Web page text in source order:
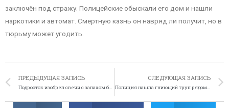
заключён под стражу. Полицейские обыскали его дом и нашли
наркотики и автомат. Смертную казнь он навряд ли получит, но в
тюрьму может угодить.
ПРЕДЫДУЩАЯ ЗАПИСЬ
Подросток изобрел свечи с запахом бекона
СЛЕДУЮЩАЯ ЗАПИСЬ
Полиция нашла гниющий труп рядом с танцующей голой женщиной